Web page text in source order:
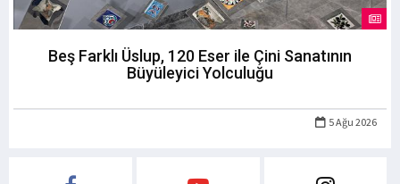
Beş Farklı Üslup, 120 Eser ile Çini Sanatının
Büyüleyici Yolculuğu
5 Ağu 2026